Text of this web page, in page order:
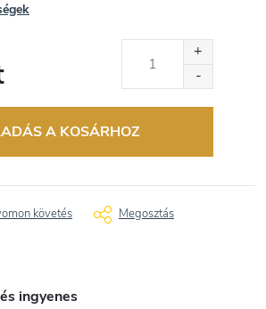
A KOSÁRHOZ
követés Megosztás
ingyenes